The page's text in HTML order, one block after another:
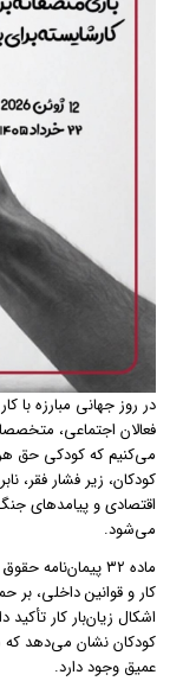
در روز جهانی مبارزه با
فعالان اجتماعی،
می‌کنیم که کودکی حق
کودکان، زیر فشار فقر،
اقتصادی و پیامدهای
می‌شود.
کار و قوانین داخلی، بر
اشکال زیان‌بار کار
کودکان نشان می‌دهد که
عمیق وجود دارد.